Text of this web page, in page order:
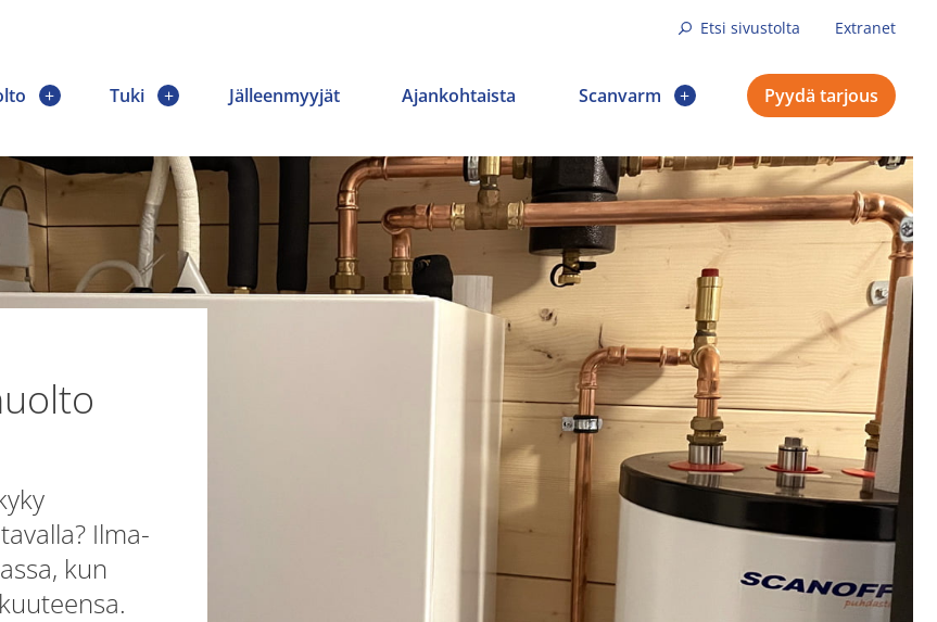
Etsi sivustolta Extranet
Tuki Jälleenmyyjät Ajankohtaista Scanvarm Pyydä tarjous
Ilma-
kun